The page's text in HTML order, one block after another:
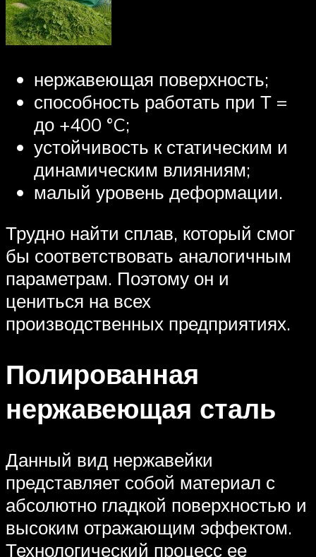
нержавеющая поверхность;
способность работать при Т =
до +400 °C;
устойчивость к статическим и
динамическим влияниям;
малый уровень деформации.
Трудно найти сплав, который смог
бы соответствовать аналогичным
параметрам. Поэтому он и
цениться на всех
производственных предприятиях.
Полированная
нержавеющая сталь
Данный вид нержавейки
представляет собой материал с
абсолютно гладкой поверхностью и
высоким отражающим эффектом.
Технологический процесс ее